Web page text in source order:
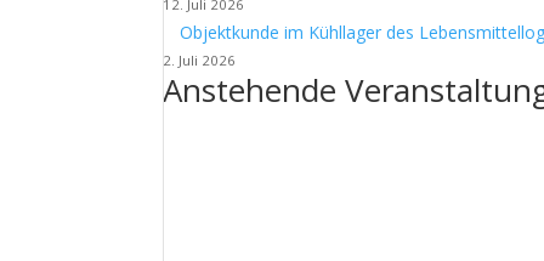
12. Juli 2026
Objektkunde im Kühllager des
2. Juli 2026
Anstehende